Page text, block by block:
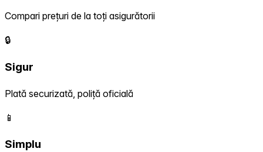
Compari prețuri de la toți asigurătorii
🔒
Sigur
Plată securizată, poliță oficială
📱
Simplu